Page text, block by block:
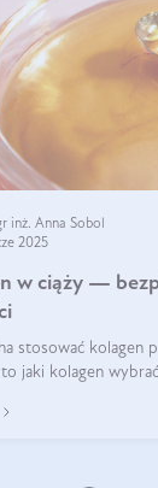
inż. Anna Sobol
2025
w ciąży —
stosować kolagen
jaki kolagen